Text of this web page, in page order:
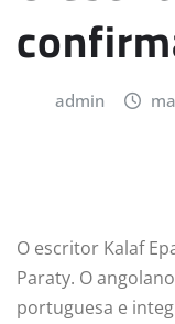
admin
O escritor Kalaf
Paraty. O
portuguesa e